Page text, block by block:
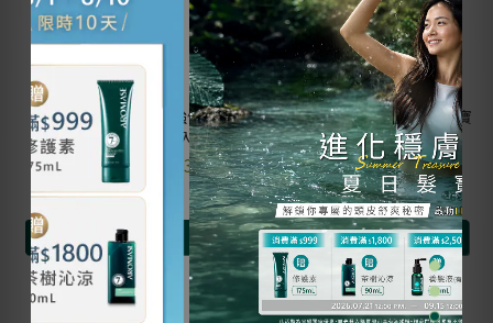
【限量發售】森系列 | 強健豐盈
洗髮精1000mL 2入
NT$2,399
NT$3,380
加入購物車
【8/29(六)會員限定活動】藍寶
石・森林療癒散策
NT$800
加入購物車